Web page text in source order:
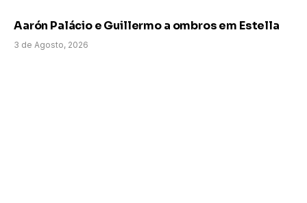
Aarón Palácio e Guillermo a ombros em Estella
3 de Agosto, 2026